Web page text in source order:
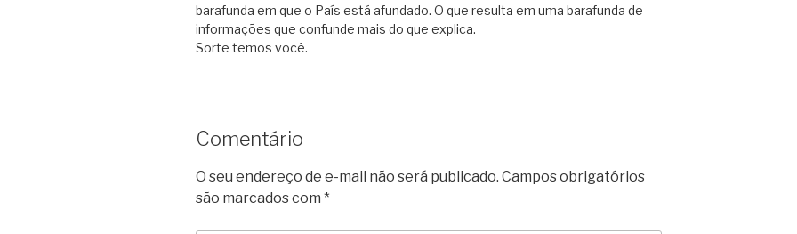
barafunda em que o País está afundado. O que resulta em uma barafunda de
informações que confunde mais do que explica.
Sorte temos você.
Comentário
O seu endereço de e-mail não será publicado. Campos obrigatórios
são marcados com *